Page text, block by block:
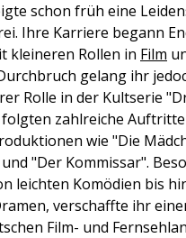
schon früh eine
Ihre Karriere begann
kleineren Rollen in Film
gelang ihr
Rolle in der Kultserie
folgten zahlreiche
wie "Die
"Der Kommissar".
leichten Komödien bis
verschaffte ihr
Film- und